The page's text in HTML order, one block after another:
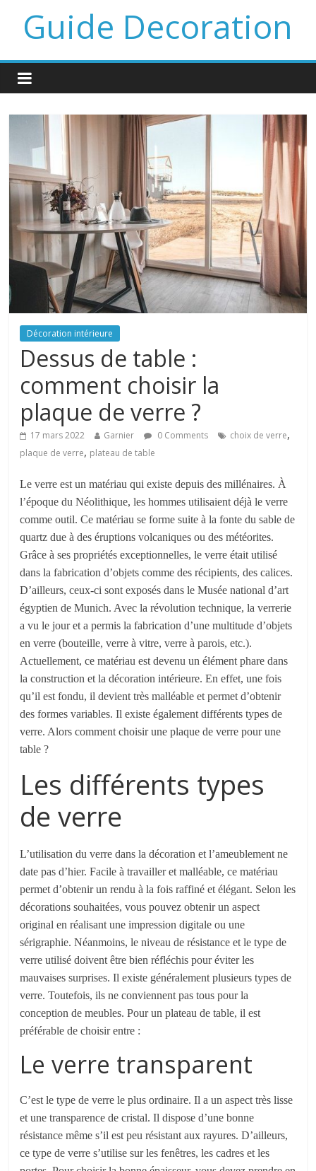
Guide Decoration
Décoration intérieure
Dessus de table :
comment choisir la
plaque de verre ?
17 mars 2022 Garnier 0 Comments choix de verre,
plaque de verre, plateau de table
Le verre est un matériau qui existe depuis des millénaires. À
l’époque du Néolithique, les hommes utilisaient déjà le verre
comme outil.Ce matériau se forme suiteàla fonte du sable de
quartz due à des éruptions volcaniques ou des météorites.
Grâceà ses propriétés exceptionnelles,le verre était utilisé
dans la fabrication d’objets comme des récipients, des calices.
D’ailleurs, ceux-ci sont exposés dans le Musée national d’art
égyptien de Munich. Avec la révolution technique, la verrerie
a vu le jour eta permis la fabrication d’une multitude d’objets
en verre (bouteille, verre à vitre, verre à parois, etc.).
Actuellement, ce matériau est devenu un élémentphare dans
la construction et la décoration intérieure. En effet, une fois
qu’il est fondu, il devient très malléableet permet d’obtenir
des formes variables.Il existe également différents types de
verre. Alors comment choisir une plaque de verre pour une
table ?
Les différents types
de verre
L’utilisation du verre dans la décoration et l’ameublement ne
date pas d’hier. Facile à travailler et malléable, ce matériau
permet d’obtenir un rendu à la fois raffiné et élégant. Selon les
décorations souhaitées, vous pouvez obtenir un aspect
original en réalisant une impression digitale ou une
sérigraphie.Néanmoins, le niveau de résistance et le type de
verre utilisé doivent être bien réfléchis pour éviter les
mauvaises surprises. Il existe généralement plusieurs types de
verre. Toutefois, ils ne conviennent pas tous pour la
conception de meubles. Pour un plateau de table, il est
préférable de choisir entre :
Le verre transparent
C’est le type de verre le plus ordinaire. Il a un aspect très lisse
et une transparencedecristal.Il dispose d’une bonne
résistancemême s’il estpeu résistant aux rayures. D’ailleurs,
ce type de verre s’utilise sur les fenêtres, les cadres et les